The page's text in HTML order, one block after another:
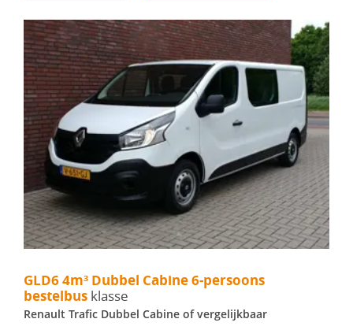
GLD6 4m³ Dubbel Cabine 6-persoons
bestelbus klasse
Renault Trafic Dubbel Cabine of vergelijkbaar